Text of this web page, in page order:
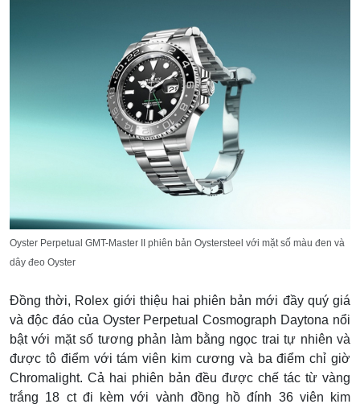
Oyster Perpetual GMT-Master II phiên bản Oystersteel với mặt số màu đen và
dây đeo Oyster
Đồng thời, Rolex giới thiệu hai phiên bản mới đầy quý giá
và độc đáo của Oyster Perpetual Cosmograph Daytona nổi
bật với mặt số tương phản làm bằng ngọc trai tự nhiên và
được tô điểm với tám viên kim cương và ba điểm chỉ giờ
Chromalight. Cả hai phiên bản đều được chế tác từ vàng
trắng 18 ct đi kèm với vành đồng hồ đính 36 viên kim